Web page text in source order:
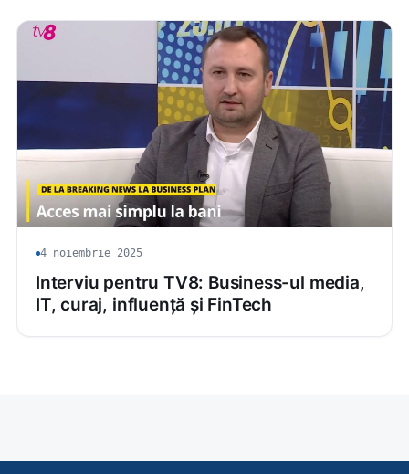
4 noiembrie 2025
Interviu pentru TV8: Business-ul media,
IT, curaj, influență și FinTech